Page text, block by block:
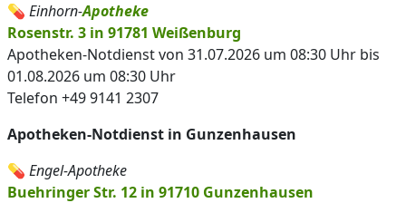
💊 Einhorn-Apotheke
Rosenstr. 3 in 91781 Weißenburg
Apotheken-Notdienst von 31.07.2026 um 08:30 Uhr bis
01.08.2026 um 08:30 Uhr
Telefon +49 9141 2307
Apotheken-Notdienst in Gunzenhausen
💊 Engel-Apotheke
Buehringer Str. 12 in 91710 Gunzenhausen